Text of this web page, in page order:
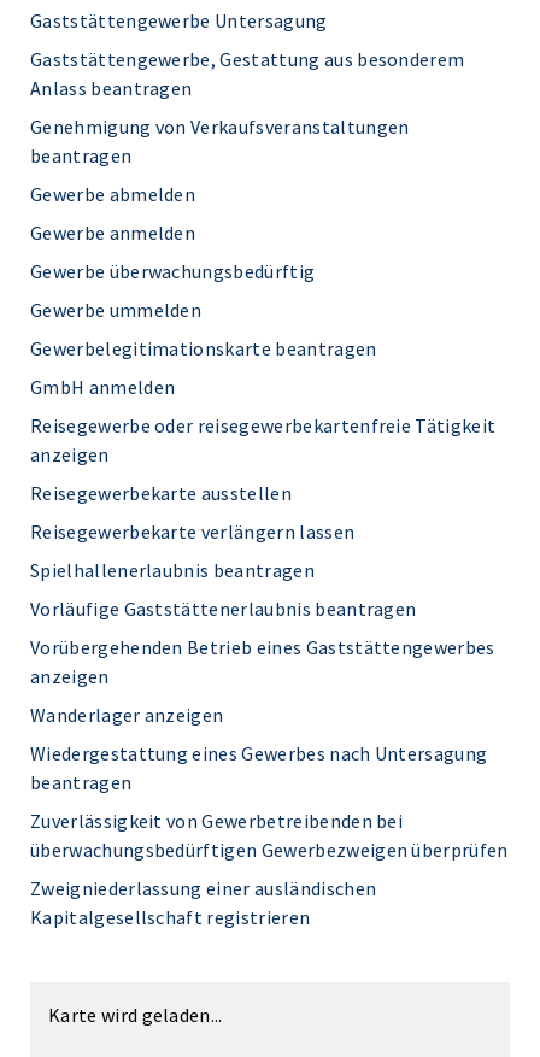
Gaststättengewerbe Untersagung
Gaststättengewerbe, Gestattung aus besonderem
Anlass beantragen
Genehmigung von Verkaufsveranstaltungen
beantragen
Gewerbe abmelden
Gewerbe anmelden
Gewerbe überwachungsbedürftig
Gewerbe ummelden
Gewerbelegitimationskarte beantragen
GmbH anmelden
Reisegewerbe oder reisegewerbekartenfreie Tätigkeit
anzeigen
Reisegewerbekarte ausstellen
Reisegewerbekarte verlängern lassen
Spielhallenerlaubnis beantragen
Vorläufige Gaststättenerlaubnis beantragen
Vorübergehenden Betrieb eines Gaststättengewerbes
anzeigen
Wanderlager anzeigen
Wiedergestattung eines Gewerbes nach Untersagung
beantragen
Zuverlässigkeit von Gewerbetreibenden bei
überwachungsbedürftigen Gewerbezweigen überprüfen
Zweigniederlassung einer ausländischen
Kapitalgesellschaft registrieren
Karte wird geladen...